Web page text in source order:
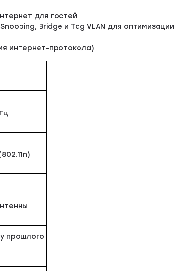
для гостей
Bridge и Tag VLAN для оптимизации
интернет-протокола)
прошлого